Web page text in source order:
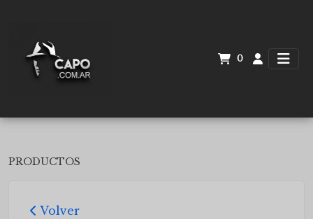
0
PRODUCTOS
Volver